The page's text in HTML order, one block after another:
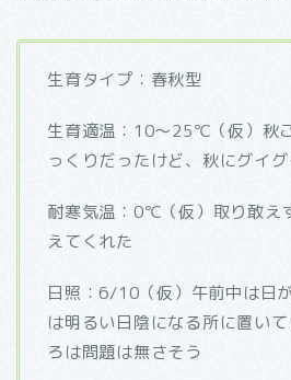
生育タイプ：春秋型
生育適温：10～25℃（仮）秋
っくりだったけど、秋にグイ
耐寒気温：0℃（仮）取り敢
えてくれた
日照：6/10（仮）午前中は日
は明るい日陰になる所に置い
ろは問題は無さそう